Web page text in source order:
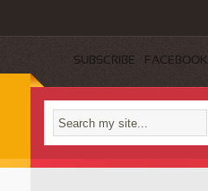
SUBSCRIBE FACEBOOK